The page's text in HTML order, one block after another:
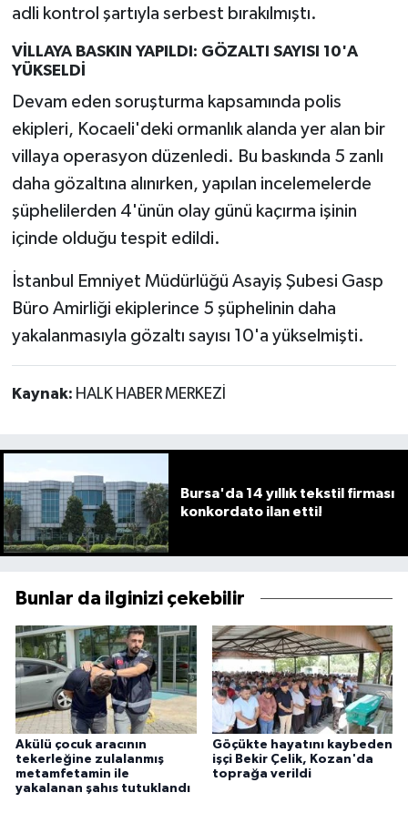
adli kontrol şartıyla serbest bırakılmıştı.
VİLLAYA BASKIN YAPILDI: GÖZALTI SAYISI 10'A
YÜKSELDİ
Devam eden soruşturma kapsamında polis
ekipleri, Kocaeli'deki ormanlık alanda yer alan bir
villaya operasyon düzenledi. Bu baskında 5 zanlı
daha gözaltına alınırken, yapılan incelemelerde
şüphelilerden 4'ünün olay günü kaçırma işinin
içinde olduğu tespit edildi.
İstanbul Emniyet Müdürlüğü Asayiş Şubesi Gasp
Büro Amirliği ekiplerince 5 şüphelinin daha
yakalanmasıyla gözaltı sayısı 10'a yükselmişti.
Kaynak: HALK HABER MERKEZİ
Bursa'da 14 yıllık tekstil firması
konkordato ilan etti!
Bunlar da ilginizi çekebilir
Akülü çocuk aracının
tekerleğine zulalanmış
metamfetamin ile
yakalanan şahıs tutuklandı
Göçükte hayatını kaybeden
işçi Bekir Çelik, Kozan'da
toprağa verildi